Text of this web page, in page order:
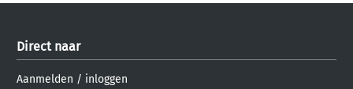
Direct naar
Aanmelden / inloggen